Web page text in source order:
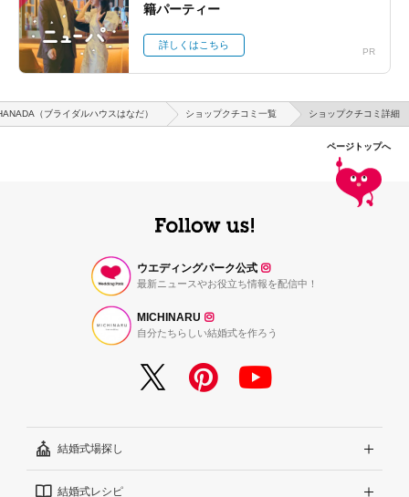
PR
籍パーティー
詳しくはこちら
（ブライダルハウスはなだ） ショップクチコミ一覧 ショップクチコミ詳細
ページトップへ
ウエディングパーク公式
最新ニュースやお役立ち情報を配信中！
MICHINARU
自分たちらしい結婚式を作ろう
結婚式場探し
エリアから探す
結婚式レシピ